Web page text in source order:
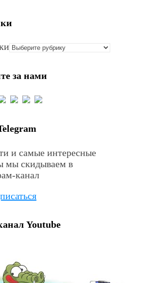
за нами
и самые интересные
мы скидываем в
канал
Youtube